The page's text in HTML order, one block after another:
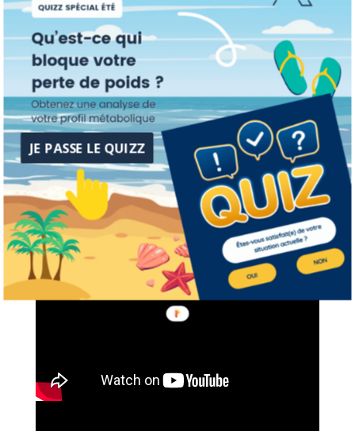
,streching , tout pour se faire du bien
.les coatch sont sympas , à l écoute et
savent nous motiver.Je recommande
JE PASSE LE QUIZZ